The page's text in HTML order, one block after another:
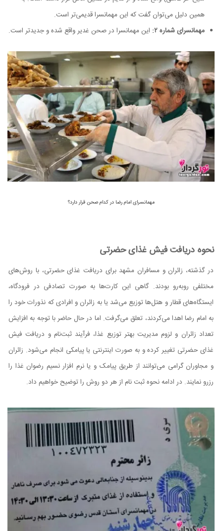
همین دلیل می‌توان گفت که این مهمانسرا قدیمی‌تر است.
مهمانسرای شماره ۲:
این مهمانسرا در صحن غدیر واقع شده و جدیدتر است.
مهمانسرای امام رضا در کدام صحن قرار دارد؟
نحوه دریافت فیش غذای حضرتی
در گذشته، زائران و مسافران مشهد برای دریافت غذای حضرتی، با روش‌های
مختلفی روبه‌رو بودند. گاهی این کارت‌ها به صورت تصادفی در فرودگاه،
ایستگاه‌های قطار و هتل‌ها توزیع می‌شد یا به زائران و افرادی که نذورات خود را
به امام رضا اهدا می‌کردند، تعلق می‌گرفت. اما در حال حاضر با توجه به افزایش
تعداد زائران و لزوم مدیریت بهتر توزیع غذا، فرآیند ثبت‌نام و دریافت فیش
غذای حضرتی تغییر کرده و به صورت اینترنتی یا پیامکی انجام می‌شود. زائران
و مجاوران گرامی می‌توانند از طریق پیامک و یا نرم افزار نسیم رضوان غذا را
رزرو نمایند. در ادامه نحوه ثبت نام از هر دو روش را توضیح خواهیم داد.